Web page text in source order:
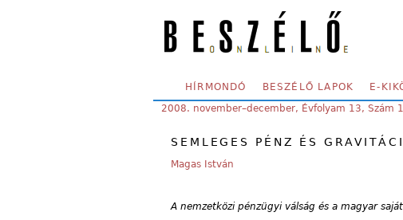
SECONDARY MENU
HÍRMONDÓ BESZÉLŐ LAPOK E-
YOU ARE HERE:
2008. november–december, Évfolyam 13, Szám
SEMLEGES PÉNZ ÉS
Magas István
A nemzetközi pénzügyi válság és a magyar